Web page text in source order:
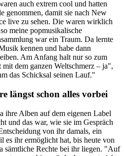
auch extrem cool und hatten
genommen, damit sie nach New
live zu sehen. Die waren wirklich
meine popmusikalische
war ein Traum. Da lernte
kennen und habe dann
Am Anfang halt nur so zum
mit dem ganzen Weltschmerz – ja",
das Schicksal seinen Lauf."
längst schon alles vorbei
ihre Alben auf dem eigenen Label
und das war, wie sie im Gespräch
von ihr damals, ein
es ihr ermöglicht hat, bis heute von
sämtliche Rechte bei ihr liegen. "Auf